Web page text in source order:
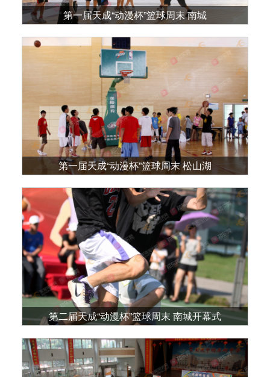
第一届天成“动漫杯”篮球周末 南城
第一届天成“动漫杯”篮球周末 松山湖
第二届天成“动漫杯”篮球周末 南城开幕式